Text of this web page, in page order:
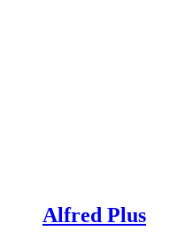
Alfred Plus